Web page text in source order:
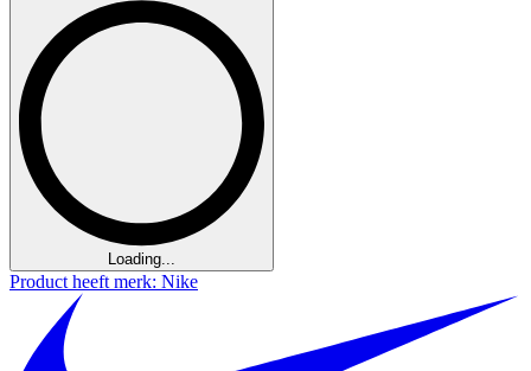
Loading...
Product heeft merk: Nike